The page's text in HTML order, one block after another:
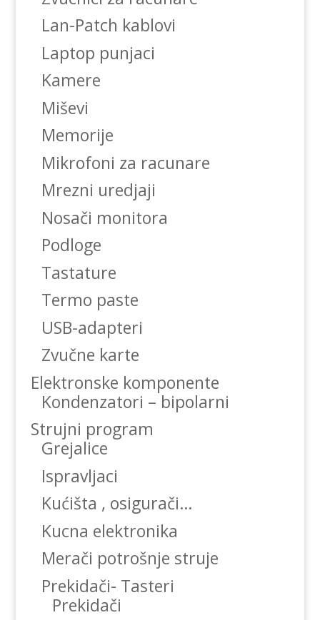
Lan-Patch kablovi
Laptop punjaci
Kamere
Miševi
Memorije
Mikrofoni za racunare
Mrezni uredjaji
Nosači monitora
Podloge
Tastature
Termo paste
USB-adapteri
Zvučne karte
Elektronske komponente
Kondenzatori – bipolarni
Strujni program
Grejalice
Ispravljaci
Kućišta , osigurači…
Kucna elektronika
Merači potrošnje struje
Prekidači- Tasteri
Prekidači